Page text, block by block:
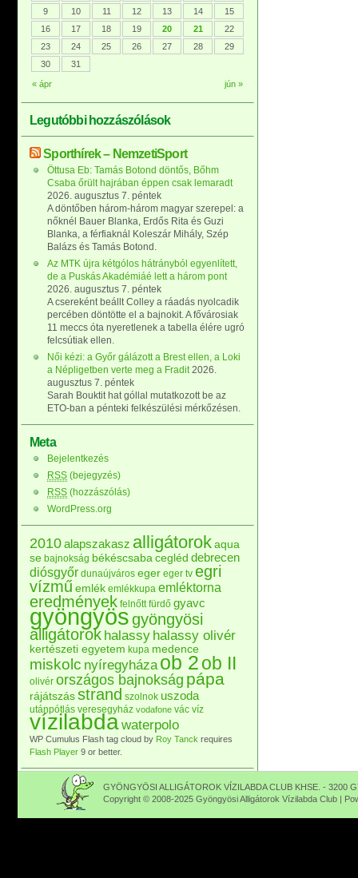
« ápr jún »
9
10 11 12 13 14
15
16
17 18 19 20 21
22
23
24 25 26 27 28
29
30
31
Legutóbbi hozzászólások
Sporthírek – NemzetiSport
Öttusa Eb: Tamás Botond döntős, Bőhm
Csaba őrült hajrában éppen csak lemaradt
2026. augusztus 7. péntek
A döntőben három-három magyar szerepel: a
nőknél Bauer Blanka, Erdős Rita és Guzi
Blanka, a férfiaknál Koleszár Mihály, Szép
Balázs és Tamás Botond.
Az MTK újra kétgólos hátrányból egyenlített,
de a Puskás Akadémiáé lett a három pont
2026. augusztus 7. péntek
A csereként beállt Colley a ráadás nyolcadik
percében döntötte el a bajnokit. A fővárosiak
11 meccs óta nyeretlenek a tabella élére ugró
felcsútiak ellen.
Női kézi: a Győr gálázott a Brest ellen, a Loki
a Népligetben verte meg a Fradit 2026.
augusztus 7. péntek
Sarah Bouktit hat góllal mutatkozott be az
ETO-ban a pénteki felkészülési mérkőzésen.
Meta
Bejelentkezés
RSS (bejegyzés)
RSS (hozzászólás)
WordPress.org
2010alapszakasz alligátorokaqua
se bajnokság békéscsaba cegléd debrecen
diósgyőr dunaújváros eger eger tv egri
vízműemlék emlékkupa emléktorna
eredmények felnőtt fürdő gyavc
gyöngyösgyöngyösi
alligátorok halassy halassy olivér
kertészeti egyetem kupa medence
miskolc nyíregyháza ob 2ob II
olivér országos bajnokság pápa
rájátszás strand szolnok uszoda
utánpótlás veresegyház vodafone vác víz
vízilabdawaterpolo
WP Cumulus Flash tag cloud by Roy Tanck requires
Flash Player 9 or better.
GYÖNGYÖSI ALLIGÁTOROK VÍZILABDA CLUB KHSE. - 3200
Copyright © 2008-2025 Gyöngyösi Alligátorok Vízilabda Club |